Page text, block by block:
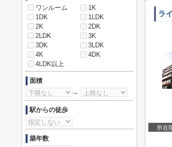
ラ
所在
ワンルーム
1K
1DK
1LDK
2K
2DK
2LDK
3K
3DK
3LDK
4K
4DK
4LDK以上
面積
～
駅からの徒歩
築年数